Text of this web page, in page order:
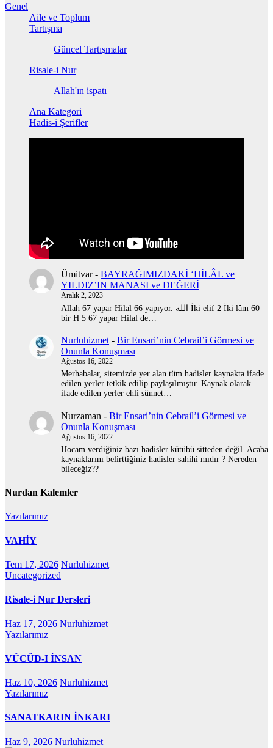
Genel
Aile ve Toplum
Tartışma
Güncel Tartışmalar
Risale-i Nur
Allah'ın ispatı
Ana Kategori
Hadis-i Şerifler
Ümitvar- BAYRAĞIMIZDAKİ ‘HİLÂL ve
YILDIZ’IN MANASI ve DEĞERİ
Aralık 2, 2023
Allah 67 yapar Hilal 66 yapıyor. الله İki elif 2 İki lâm 60
bir H 5 67 yapar Hilal de…
Nurluhizmet - Bir Ensari’nin Cebrail’i Görmesi ve
Onunla Konuşması
Ağustos 16, 2022
Merhabalar, sitemizde yer alan tüm hadisler kaynakta ifade
edilen yerler tetkik edilip paylaşılmıştır. Kaynak olarak
ifade edilen yerler ehli sünnet…
Nurzaman - Bir Ensari’nin Cebrail’i Görmesi ve
Onunla Konuşması
Ağustos 16, 2022
Hocam verdiğiniz bazı hadisler kütübü sitteden değil. Acaba
kaynaklarını belirttiğiniz hadisler sahihi mıdır ? Nereden
bileceğiz??
Nurdan Kalemler
Yazılarımız
VAHİY
Tem 17, 2026 Nurluhizmet
Uncategorized
Risale-i Nur Dersleri
Haz 17, 2026 Nurluhizmet
Yazılarımız
VÜCÛD-I İNSAN
Haz 10, 2026 Nurluhizmet
Yazılarımız
SANATKARIN İNKARI
Haz 9, 2026 Nurluhizmet